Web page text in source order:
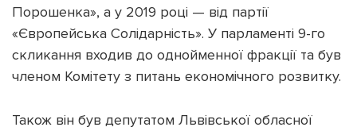
Порошенка», а у 2019 році — від партії
«Європейська Солідарність». У парламенті 9-го
скликання входив до однойменної фракції та був
членом Комітету з питань економічного розвитку.
Також він був депутатом Львівської обласної